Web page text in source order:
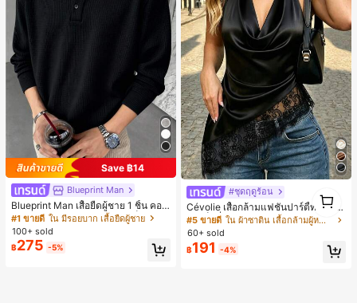
รเดินทาง, ของตกแต่งห้อง, นุ่มนิ่ม, การ
สำเร็จการศึกษา, ชั้นวางรองเท้า, ประห
ยัดพื้นที่จัดเก็บ, กลางแจ้ง, สวน, พิธีสำเ
ร็จการศึกษา, พิธีจบการศึกษา, ยินดีด้ว
ยบัณฑิต, บัณฑิตที่สำเร็จการศึกษา, ผู้ก
ล่าวคำอำลา, เรียนจบ, งานเลี้ยงจบการ
ศึกษา
Save ฿14
Blueprint Man
Blueprint Man เสื้อยืดผู้ชาย 1 ชิ้น คอเ
ฮนลีย์ ผ้าถักลายวาฟเฟิล คอวีเล็ก ทรงห
ลวม บาง ระบายอากาศได้ดี ใส่สบาย มี
กระดุม สไตล์ Old Money ทรงยุโรป ไซ
ส์ใหญ่กว่าปกติ กรุณาเลือกไซส์เล็กลงเพื่
#1 ขายดี ใน มีรอยบาก เสื้อยืดผู้ชาย
100+ sold
฿275 -5%
#ชุดฤดูร้อน
Cévolie เสื้อกล้ามแฟชั่นปาร์ตี้ทรงเข้า
รูป เซ็กซี่ คอเดรป คอคาวล์ จับย่น แต่ง
ลูกไม้ ดีไซน์ต่อผ้า เปิดหลัง แขนกุด
#5 ขายดี
ใน ผ้าซาติน เสื้อกล้ามผู้หญิง & Camis
60+ sold
฿191 -4%